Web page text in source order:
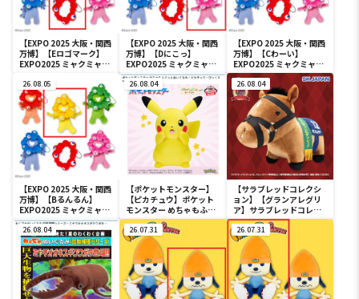
【EXPO 2025 大阪・関西
万博】【Eロゴマーク】
EXPO2025 ミャクミャク
ぐるみ
【EXPO 2025 大阪・関西
万博】【Dにこっ】
EXPO2025 ミャクミャク
カラフルゴム紐付きぬい
ぐるみ
【EXPO 2025 大阪・関西
万博】【Cわーい】
EXPO2025 ミャクミャク
カラフルゴム紐付きぬい
ぐるみ
26.08.05
【EXPO 2025 大阪・関西
万博】【Bるんるん】
EXPO2025 ミャクミャク
カラフルゴム紐付きぬい
ぐるみ
26.08.04
【ポケットモンスター】
【ピカチュウ】ポケット
モンスター めちゃもふぐ
っとぬいぐるみ～ピカチ
ュウ～びっくりver.
26.08.04
【サラブレッドコレクシ
ョン】【グランアレグリ
ア】サラブレッドコレク
ション ふわふわBIG(グラ
ンアレグリア)
26.08.04 26.07.31 26.07.31